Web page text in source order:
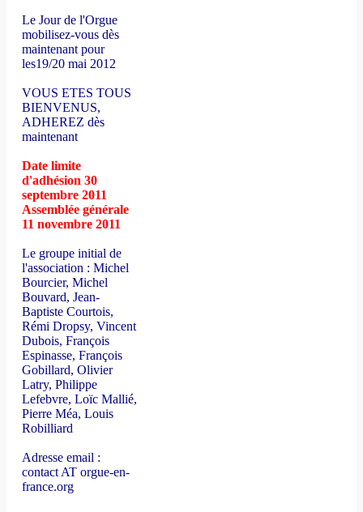
Le Jour de l'Orgue
mobilisez-vous dès
maintenant pour
les19/20 mai 2012
VOUS ETES TOUS
BIENVENUS,
ADHEREZ dès
maintenant
Date limite
d'adhésion 30
septembre 2011
Assemblée générale
11 novembre 2011
Le groupe initial de
l'association : Michel
Bourcier, Michel
Bouvard, Jean-
Baptiste Courtois,
Rémi Dropsy, Vincent
Dubois, François
Espinasse, François
Gobillard, Olivier
Latry, Philippe
Lefebvre, Loïc Mallié,
Pierre Méa, Louis
Robilliard
Adresse email :
contact AT orgue-en-
france.org